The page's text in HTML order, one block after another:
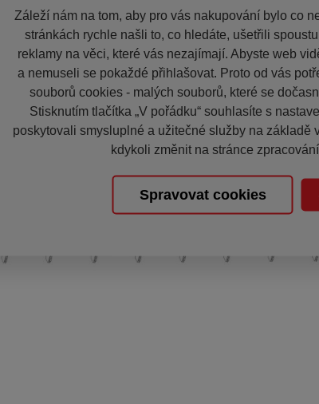
Záleží nám na tom, aby pro vás nakupování bylo co
stránkách rychle našli to, co hledáte, ušetřili
reklamy na věci, které vás nezajímají. Abyste web
a nemuseli se pokaždé přihlašovat. Proto od vás
souborů cookies - malých souborů, které se
Stisknutím tlačítka „V pořádku“ souhlasíte s
poskytovali smysluplné a užitečné služby na základě
kdykoli změnit na stránce
Spravovat cookies